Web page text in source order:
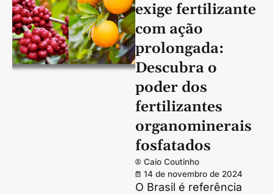
exige fertilizante
com ação
prolongada:
Descubra o
poder dos
fertilizantes
organominerais
fosfatados
Caio Coutinho
14 de novembro de 2024
O Brasil é referência